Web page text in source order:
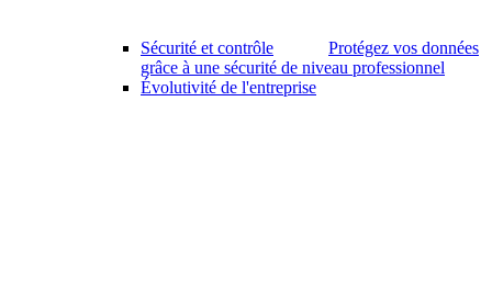
Sécurité et contrôle
Protégez vos données
grâce à une sécurité de niveau professionnel
Évolutivité de l'entreprise